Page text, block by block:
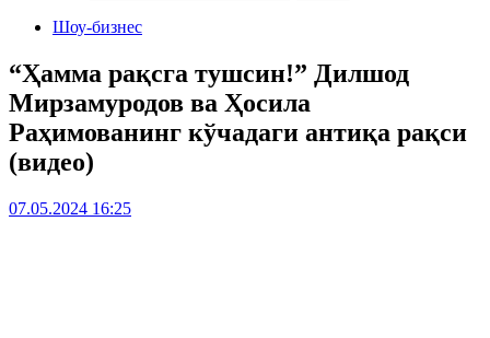
Шоу-бизнес
“Ҳамма рақсга тушсин!” Дилшод
Мирзамуродов ва Ҳосила
Раҳимованинг кўчадаги антиқа рақси
(видео)
07.05.2024 16:25